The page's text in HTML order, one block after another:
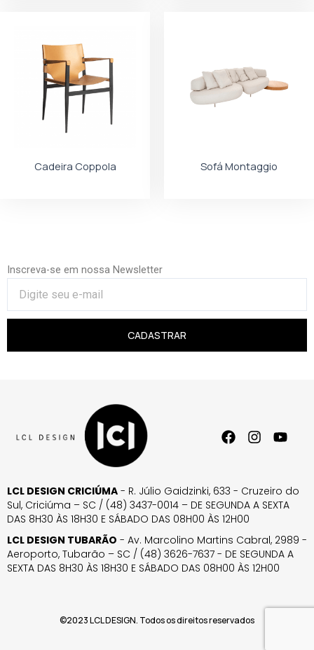
Cadeira Coppola Sofá Montaggio
Inscreva-se em nossa Newsletter
CADASTRAR
LCL DESIGN CRICIÚMA - R. Júlio Gaidzinki, 633 - Cruzeiro do
Sul, Criciúma – SC / (48) 3437-0014 – DE SEGUNDA A SEXTA
DAS 8H30 ÀS 18H30 E SÁBADO DAS 08H00 ÀS 12H00
LCL DESIGN TUBARÃO - Av. Marcolino Martins Cabral, 2989 -
Aeroporto, Tubarão – SC / (48) 3626-7637 - DE SEGUNDA A
SEXTA DAS 8H30 ÀS 18H30 E SÁBADO DAS 08H00 ÀS 12H00
©2023 LCL DESIGN. Todos os direitos reservados